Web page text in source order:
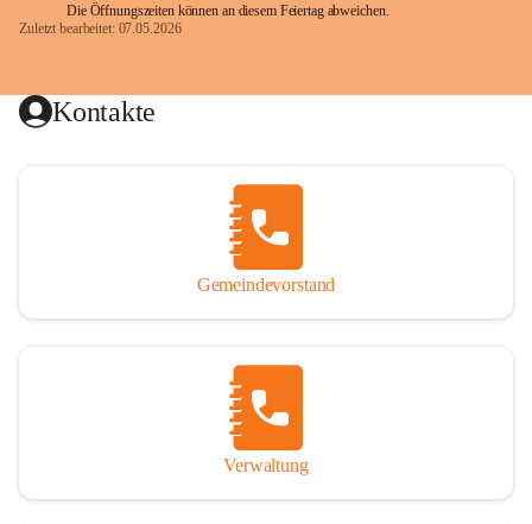
Die Öffnungszeiten können an diesem Feiertag abweichen.
Zuletzt bearbeitet: 07.05.2026
Kontakte
Gemeindevorstand
Verwaltung